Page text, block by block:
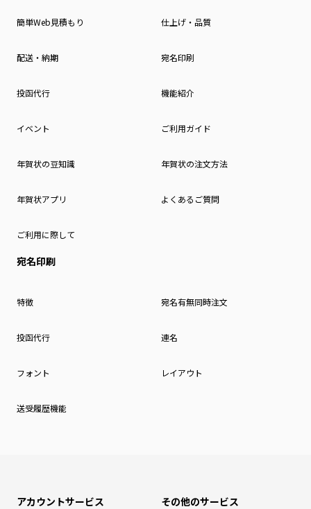
簡単Web見積もり 仕上げ・品質
配送・納期 宛名印刷
投函代行 機能紹介
イベント ご利用ガイド
年賀状の豆知識 年賀状の注文方法
年賀状アプリ よくあるご質問
ご利用に際して
宛名印刷
特徴 宛名有無同時注文
投函代行 連名
フォント レイアウト
送受履歴機能
アカウントサービス その他のサービス